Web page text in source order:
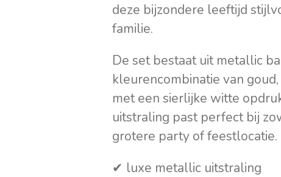
deze bijzondere leeftijd
familie.
De set bestaat uit metallic
kleurencombinatie van
met een sierlijke witte
uitstraling past perfect bij
grotere party of feestlocatie.
✔ luxe metallic uitstraling